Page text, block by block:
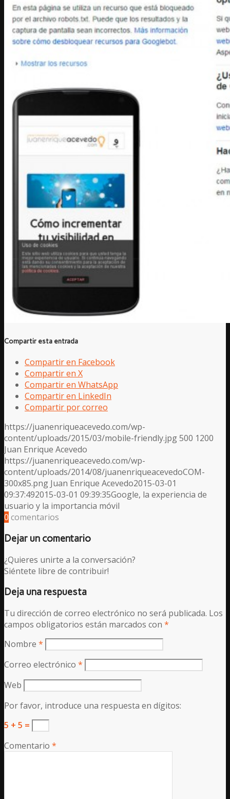
Compartir esta entrada
Compartir en Facebook
Compartir en X
Compartir en WhatsApp
Compartir en LinkedIn
Compartir por correo
https://juanenriqueacevedo.com/wp-
content/uploads/2015/03/mobile-friendly.jpg500 1200
Juan Enrique Acevedo
https://juanenriqueacevedo.com/wp-
content/uploads/2014/08/juanenriqueacevedoCOM-
300x85.png Juan Enrique Acevedo2015-03-01
09:37:492015-03-01 09:39:35Google, la experiencia de
usuario y la importancia móvil
0 comentarios
Dejar un comentario
¿Quieres unirte a la conversación?
Siéntete libre de contribuir!
Deja una respuesta
Tu dirección de correo electrónico no será publicada. Los
campos obligatorios están marcados con *
Nombre *
Correo electrónico *
Web
Por favor, introduce una respuesta en dígitos:
5 + 5 =
Comentario *